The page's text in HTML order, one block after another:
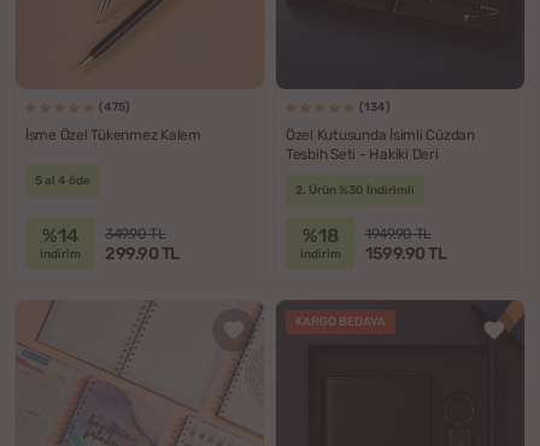
(475)
İsme Özel Tükenmez Kalem
5 al 4 öde
%14
indirim
349.90 TL
299.90 TL
(134)
Özel Kutusunda İsimli Cüzdan
Tesbih Seti - Hakiki Deri
2. Ürün %30 İndirimli
%18
indirim
1949.90 TL
1599.90 TL
KARGO BEDAVA